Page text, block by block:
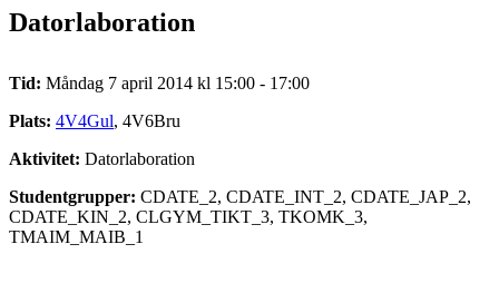
Datorlaboration
Tid: Måndag 7 april 2014 kl 15:00 - 17:00
Plats: 4V4Gul, 4V6Bru
Aktivitet: Datorlaboration
Studentgrupper: CDATE_2, CDATE_INT_2, CDATE_JAP_2,
CDATE_KIN_2, CLGYM_TIKT_3, TKOMK_3,
TMAIM_MAIB_1